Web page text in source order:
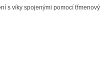
s víky spojenými pomocí